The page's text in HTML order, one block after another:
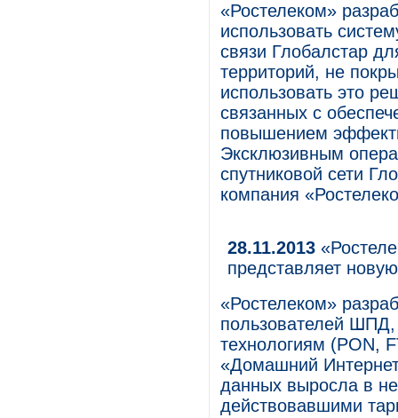
«Ростелеком»
использовать
связи Глобалстар
территорий, не
использовать это
связанных с
повышением
Эксклюзивным
спутниковой сети
компания
28.11.2013
представляет
«Ростелеком»
пользователей
технологиям (PON,
«Домашний
данных выросла в
действовавшими